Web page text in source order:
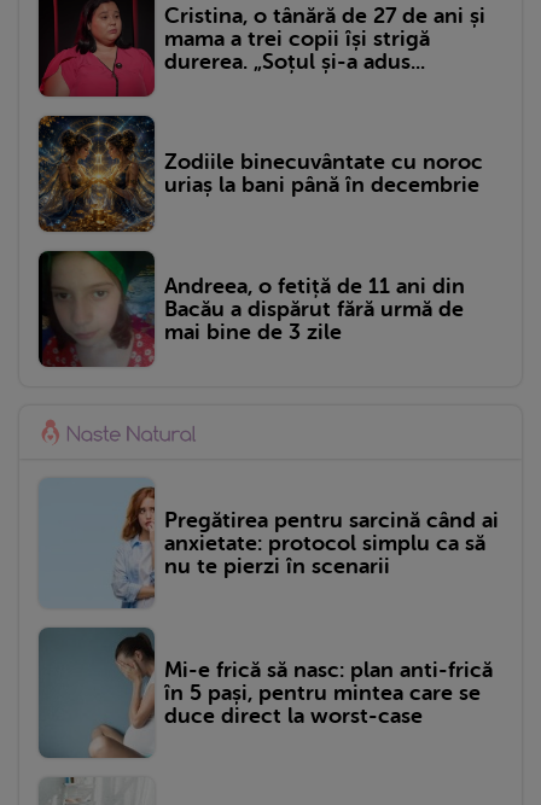
Cristina, o tânără de 27 de ani și
mama a trei copii își strigă
durerea. „Soțul și-a adus...
Zodiile binecuvântate cu noroc
uriaș la bani până în decembrie
Andreea, o fetiță de 11 ani din
Bacău a dispărut fără urmă de
mai bine de 3 zile
Pregătirea pentru sarcină când ai
anxietate: protocol simplu ca să
nu te pierzi în scenarii
Mi-e frică să nasc: plan anti-frică
în 5 pași, pentru mintea care se
duce direct la worst-case